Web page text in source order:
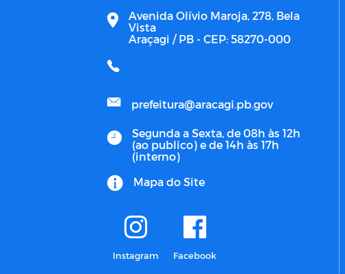
Avenida Olívio Maroja, 278, Bela
Vista
Araçagi / PB - CEP: 58270-000
prefeitura@aracagi.pb.gov
Segunda a Sexta, de 08h às 12h
(ao publico) e de 14h às 17h
(interno)
Mapa do Site
Instagram Facebook